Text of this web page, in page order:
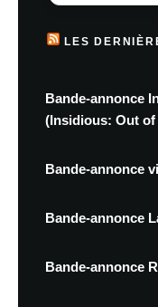
LES
Bande-annonce
(Insidious: Out of
Bande-annonce
Bande-annonce
Bande-annonce